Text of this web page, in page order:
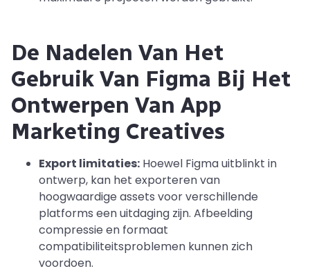
De Nadelen Van Het
Gebruik Van Figma Bij Het
Ontwerpen Van App
Marketing Creatives
Export limitaties: Hoewel Figma uitblinkt in
ontwerp, kan het exporteren van
hoogwaardige assets voor verschillende
platforms een uitdaging zijn. Afbeelding
compressie en formaat
compatibiliteitsproblemen kunnen zich
voordoen.